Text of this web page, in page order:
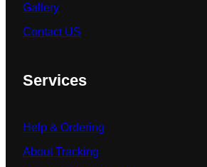
Gallery
Contact US
Services
Help & Ordering
About Tracking